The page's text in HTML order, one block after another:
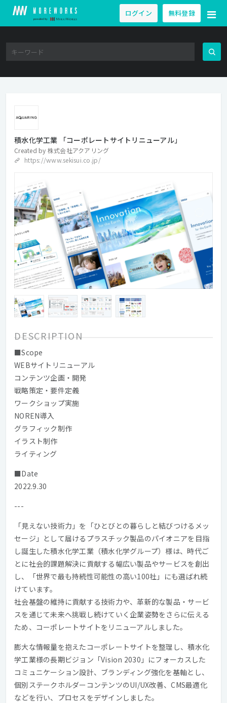
ログイン 無料登録
積水化学工業 「コーポレートサイトリニューアル」
Created by 株式会社アクアリング
https://www.sekisui.co.jp/
DESCRIPTION
■Scope
WEBサイトリニューアル
コンテンツ企画・開発
戦略策定・要件定義
ワークショップ実施
NOREN導入
グラフィック制作
イラスト制作
ライティング
■Date
2022.9.30
---
「見えない技術力」を「ひとびとの暮らしと結びつけるメッ
セージ」として届けるプラスチック製品のパイオニアを目指
し誕生した積水化学工業（積水化学グループ）様は、時代ご
とに社会的課題解決に貢献する幅広い製品やサービスを創出
し、「世界で最も持続性可能性の高い100社」にも選ばれ続
けています。
社会基盤の維持に貢献する技術力や、革新的な製品・サービ
スを通じて未来へ挑戦し続けていく企業姿勢をさらに伝える
ため、コーポレートサイトをリニューアルしました。
膨大な情報量を抱えたコーポレートサイトを整理し、積水化
学工業様の長期ビジョン「Vision 2030」にフォーカスした
コミュニケーション設計、ブランディング強化を基軸とし、
個別ステークホルダーコンテンツのUI/UX改善、CMS最適化
などを行い、プロセスをデザインしました。